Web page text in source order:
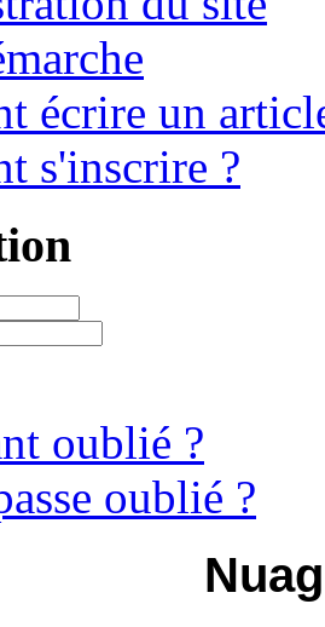
écrire un
s'inscrire ?
oublié ?
oublié ?